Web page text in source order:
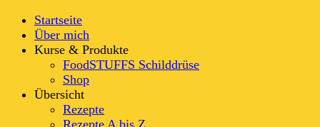
Startseite
Über mich
Kurse & Produkte
FoodSTUFFS Schilddrüse
Shop
Übersicht
Rezepte
Rezepte A bis Z